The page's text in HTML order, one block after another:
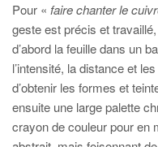
Pour « faire chanter le
geste est précis et
d’abord la feuille dans un
l’intensité, la distance et
d’obtenir les formes et
ensuite une large palette
crayon de couleur pour en